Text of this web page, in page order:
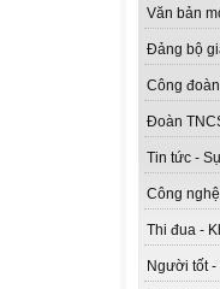
Văn bản
Đảng bộ
Công
Đoàn
Tin tức -
Công
Thi đua -
Người tốt -